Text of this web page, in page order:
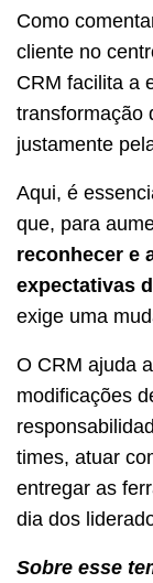
Como
cliente no
CRM facilita a
transformação
justamente
Aqui, é
que, para
reconhecer e
expectativas
exige uma
O CRM ajuda
modificações
times, atuar
entregar as
dia dos
Sobre esse